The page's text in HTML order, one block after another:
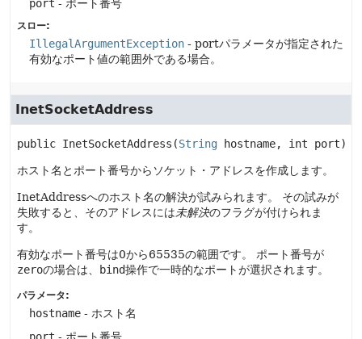
port - ポート番号
スロー:
IllegalArgumentException - portパラメータが指定された
有効なポート値の範囲外である場合。
InetSocketAddress
public InetSocketAddress (String hostname, int port)
ホスト名とポート番号からソケット・アドレスを作成します。
InetAddressへのホスト名の解決が試みられます。
その試みが
失敗すると、そのアドレスには未解決のフラグが付けられま
す。
有効なポート番号は0から65535の範囲です。
ポート番号が
zeroの場合は、 bind操作で一時的なポートが選択されます。
パラメータ:
hostname - ホスト名